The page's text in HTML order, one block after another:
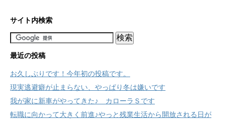
サイト内検索
最近の投稿
お久しぶりです！今年初の投稿です。
現実逃避癖が止まらない、やっぱり冬は嫌いです
我が家に新車がやってきた♪ カローラＳです
転職に向かって大きく前進♪やっと残業生活から開放される日が